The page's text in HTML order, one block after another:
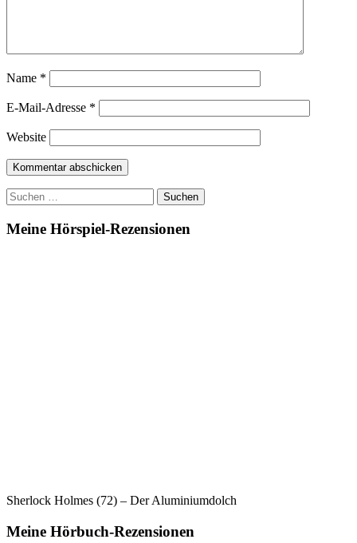
Name *
E-Mail-Adresse *
Website
Suchen
nach:
Meine Hörspiel-Rezensionen
Sherlock Holmes (72) – Der Aluminiumdolch
Meine Hörbuch-Rezensionen